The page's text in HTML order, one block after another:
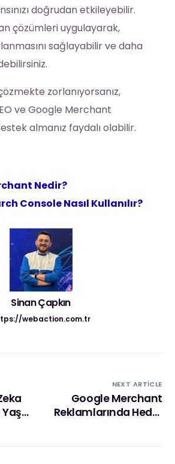
doğrudan etkileyebilir.
çözümleri uygulayarak,
sağlayabilir ve daha
zorlanıyorsanız,
ve Google Merchant
almanız faydalı olabilir.
Nedir?
Console Nasıl Kullanılır?
Sinan Çapkın
webaction.com.tr
Yaş
NEXT ARTICLE
Google Merchant
Reklamlarında Hedef